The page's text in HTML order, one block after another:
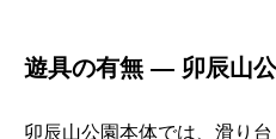
遊具の有無 ― 卯辰山
卯辰山公園本体では、滑り